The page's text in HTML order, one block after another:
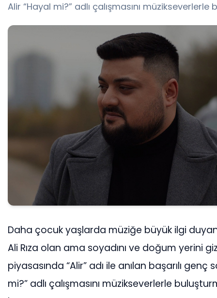
Alir “Hayal mi?” adlı çalışmasını müzikseverlerle
Daha çocuk yaşlarda müziğe büyük ilgi
Ali Rıza olan ama soyadını ve doğum yerini
piyasasında “Alir” adı ile anılan başarılı genç
mi?” adlı çalışmasını müzikseverlerle